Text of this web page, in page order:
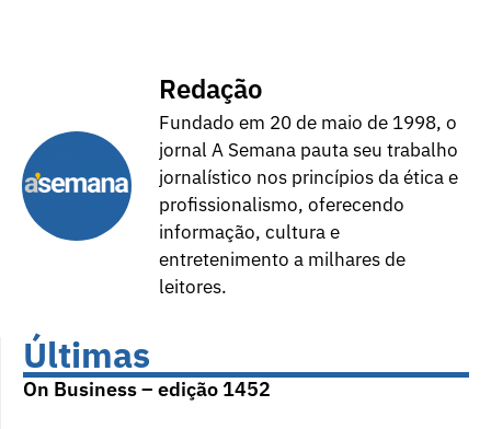
Redação
Fundado em 20 de maio de 1998, o
jornal A Semana pauta seu trabalho
jornalístico nos princípios da ética e
profissionalismo, oferecendo
informação, cultura e
entretenimento a milhares de
leitores.
Últimas
On Business – edição 1452